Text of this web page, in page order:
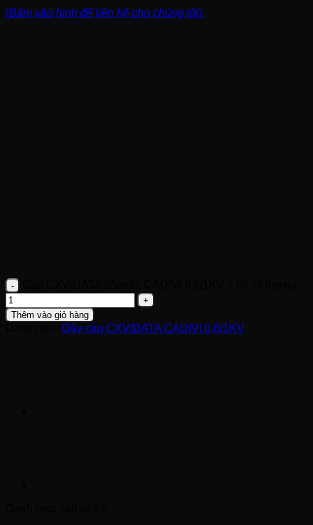
(Bấm vào hình để liên hệ cho chúng tôi):
Thêm vào giỏ hàng
Dây cáp CXV/DATA CADIVI 0,6/1KV